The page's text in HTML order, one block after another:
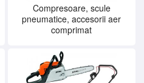
Compresoare, scule
pneumatice, accesorii aer
comprimat